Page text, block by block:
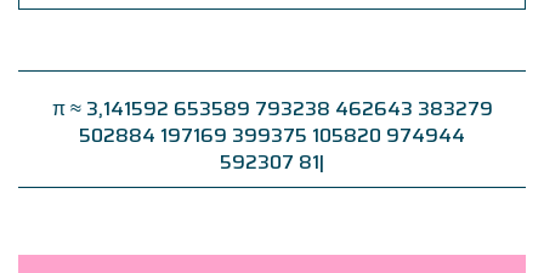
π ≈ 3,141592 653589 793238 462643 383279
502884 197169 399375 105820 974944
592307 816406